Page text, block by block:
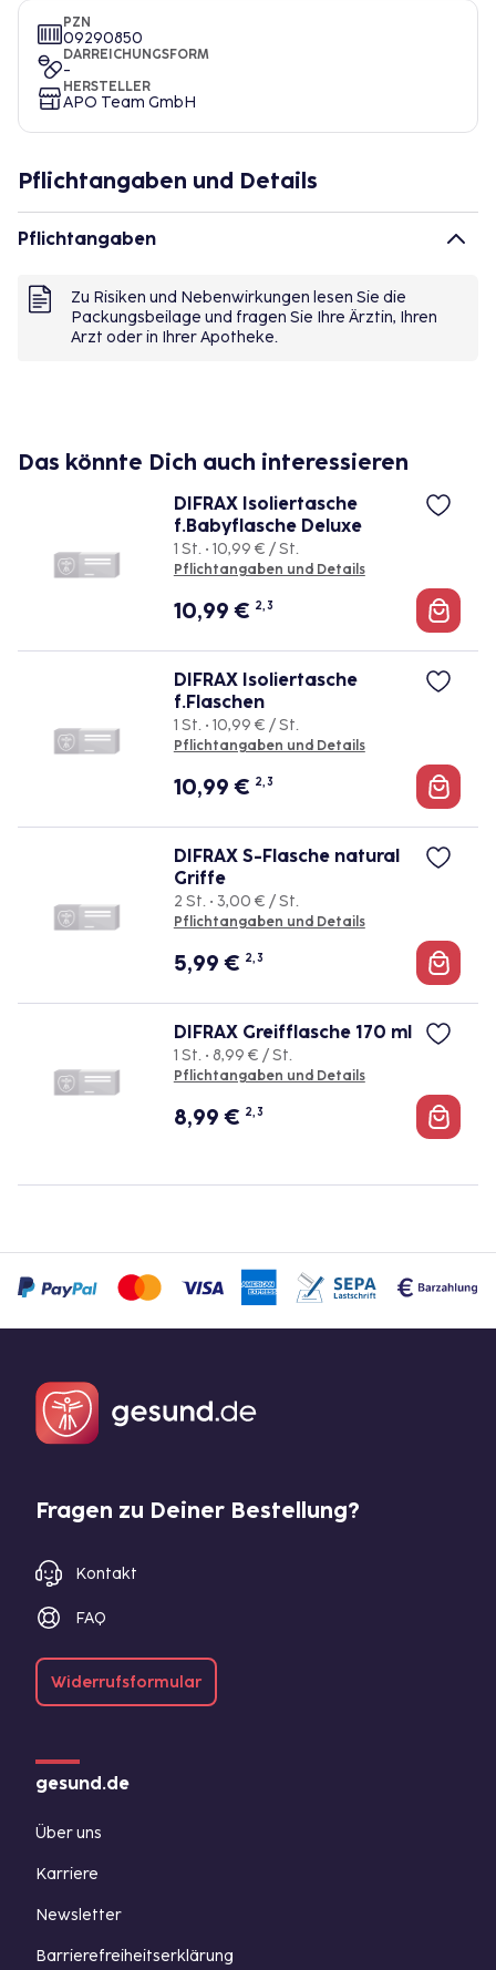
PZN
09290850
DARREICHUNGSFORM
-
HERSTELLER
APO Team GmbH
Pflichtangaben und Details
Pflichtangaben
Zu Risiken und Nebenwirkungen lesen Sie die
Packungsbeilage und fragen Sie Ihre Ärztin, Ihren
Arzt oder in Ihrer Apotheke.
Das könnte Dich auch interessieren
DIFRAX Isoliertasche
f.Babyflasche Deluxe
1 St. • 10,99 € / St.
Pflichtangaben und Details
10,99€ 2, 3
DIFRAX Isoliertasche
f.Flaschen
1 St. • 10,99 € / St.
Pflichtangaben und Details
10,99€ 2, 3
DIFRAX S-Flasche natural
Griffe
2 St. • 3,00 € / St.
Pflichtangaben und Details
5,99€ 2, 3
DIFRAX Greifflasche 170 ml
1 St. • 8,99 € / St.
Pflichtangaben und Details
8,99€ 2, 3
Fragen zu Deiner Bestellung?
Kontakt
FAQ
Widerrufsformular
gesund.de
Über uns
Karriere
Newsletter
Barrierefreiheitserklärung